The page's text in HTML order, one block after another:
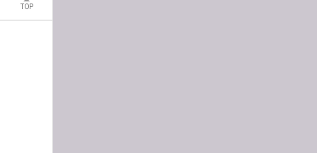
TOP